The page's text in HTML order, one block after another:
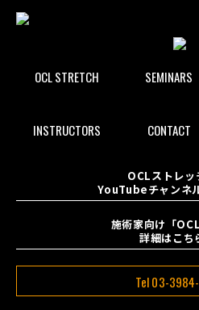
OCL STRETCH SEMINARS
INSTRUCTORS CONTACT
OCLストレッ
YouTubeチャンネ
施術家向け「OCL
詳細はこち
Tel 03-